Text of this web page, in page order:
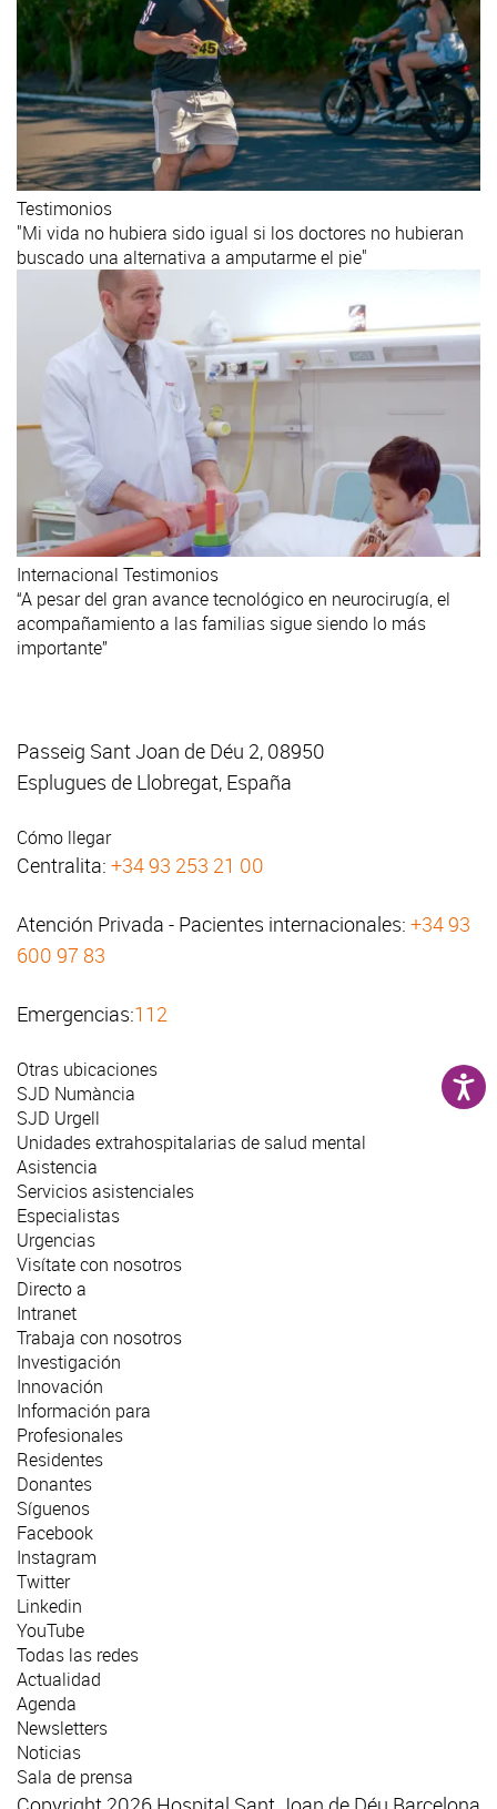
Testimonios
"Mi vida no hubiera sido igual si los doctores no hubieran
buscado una alternativa a amputarme el pie"
Internacional Testimonios
“A pesar del gran avance tecnológico en neurocirugía, el
acompañamiento a las familias sigue siendo lo más
importante”
Passeig Sant Joan de Déu 2, 08950
Esplugues de Llobregat, España
Cómo llegar
Centralita: +34 93 253 21 00
Atención Privada - Pacientes internacionales: +34 93
600 97 83
Emergencias:112
Otras ubicaciones
SJD Numància
SJD Urgell
Unidades extrahospitalarias de salud mental
Asistencia
Servicios asistenciales
Especialistas
Urgencias
Visítate con nosotros
Directo a
Intranet
Trabaja con nosotros
Investigación
Innovación
Información para
Profesionales
Residentes
Donantes
Síguenos
Facebook
Instagram
Twitter
Linkedin
YouTube
Todas las redes
Actualidad
Agenda
Newsletters
Noticias
Sala de prensa